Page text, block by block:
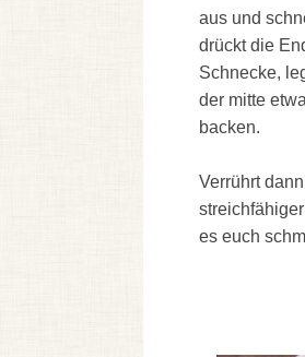
aus und
drückt die
Schnecke,
der mitte
backen.
Verrührt
es euch